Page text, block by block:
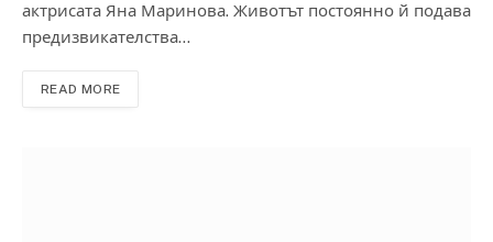
актрисата Яна Маринова. Животът постоянно й подава
предизвикателства…
READ MORE